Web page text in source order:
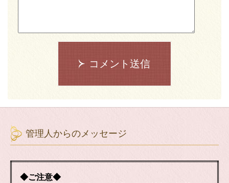
コメント送信
管理人からのメッセージ
◆ご注意◆